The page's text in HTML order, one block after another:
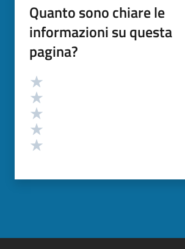
Quanto sono chiare le
informazioni su questa
pagina?
Valutazione